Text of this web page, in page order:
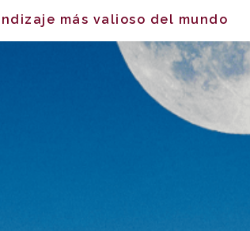
más valioso del mundo